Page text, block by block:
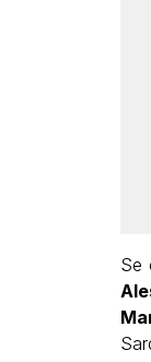
Se